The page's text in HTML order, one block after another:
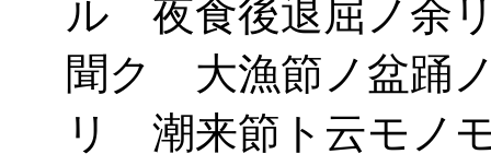
ル 夜食後退屈ノ余
聞ク 大漁節ノ盆踊
リ 潮来節ト云モノ